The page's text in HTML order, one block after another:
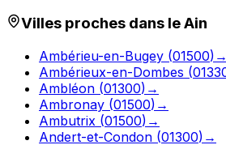
Villes proches dans leAin
Ambérieu-en-Bugey (01500) →
Ambérieux-en-Dombes (
Ambléon (01300) →
Ambronay (01500) →
Ambutrix (01500) →
Andert-et-Condon (01300) →